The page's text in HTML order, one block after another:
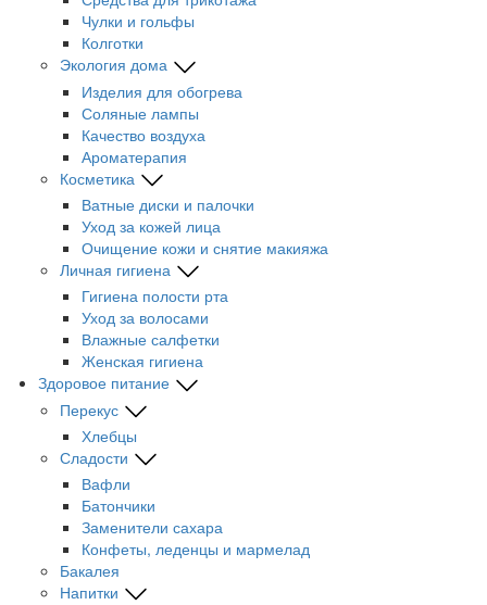
Чулки и гольфы
Колготки
Экология дома
Изделия для обогрева
Соляные лампы
Качество воздуха
Ароматерапия
Косметика
Ватные диски и палочки
Уход за кожей лица
Очищение кожи и снятие макияжа
Личная гигиена
Гигиена полости рта
Уход за волосами
Влажные салфетки
Женская гигиена
Здоровое питание
Перекус
Хлебцы
Сладости
Вафли
Батончики
Заменители сахара
Конфеты, леденцы и мармелад
Бакалея
Напитки